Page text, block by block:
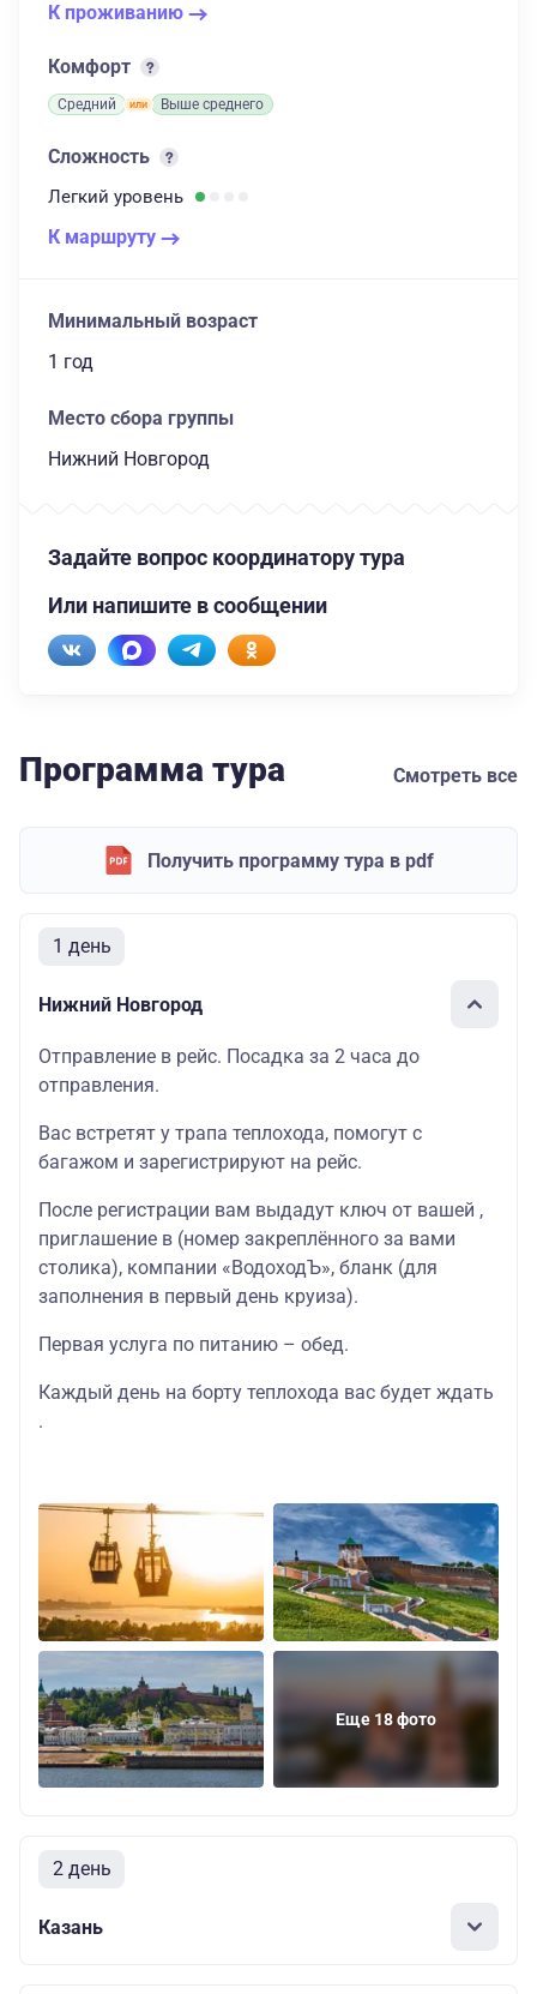
К проживанию
Комфорт
Средний Выше среднего
Сложность
Легкий уровень
К маршруту
Минимальный возраст
1 год
Место сбора группы
Нижний Новгород
Задайте вопрос координатору тура
Или напишите в сообщении
Программа тура Смотреть все
Получить программу тура в pdf
1 день
Нижний Новгород
Отправление в рейс. Посадка за 2 часа до
отправления.
Вас встретят у трапа теплохода, помогут с
багажом и зарегистрируют на рейс.
После регистрации вам выдадут ключ от вашей ,
приглашение в (номер закреплённого за вами
столика), компании «ВодоходЪ», бланк (для
заполнения в первый день круиза).
Первая услуга по питанию – обед.
Каждый день на борту теплохода вас будет ждать
.
Еще 18 фото
2 день
Казань